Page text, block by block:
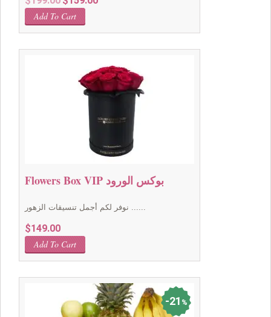
price
was:
Add To Cart
Flowers Box VIP بوكس الورود
نوفر لكم أجمل تنسيقات الزهور ......
$149.00
Add To Cart
21%